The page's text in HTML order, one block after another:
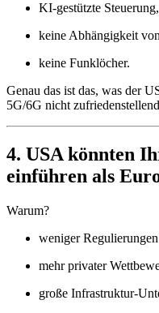
KI-gestützte Steuerung,
keine Abhängigkeit
keine Funklöcher.
Genau das ist das, was der
5G/6G nicht
4. USA könnten
einführen als
Warum?
weniger Regulierungen
mehr privater
große Infrastruktur-